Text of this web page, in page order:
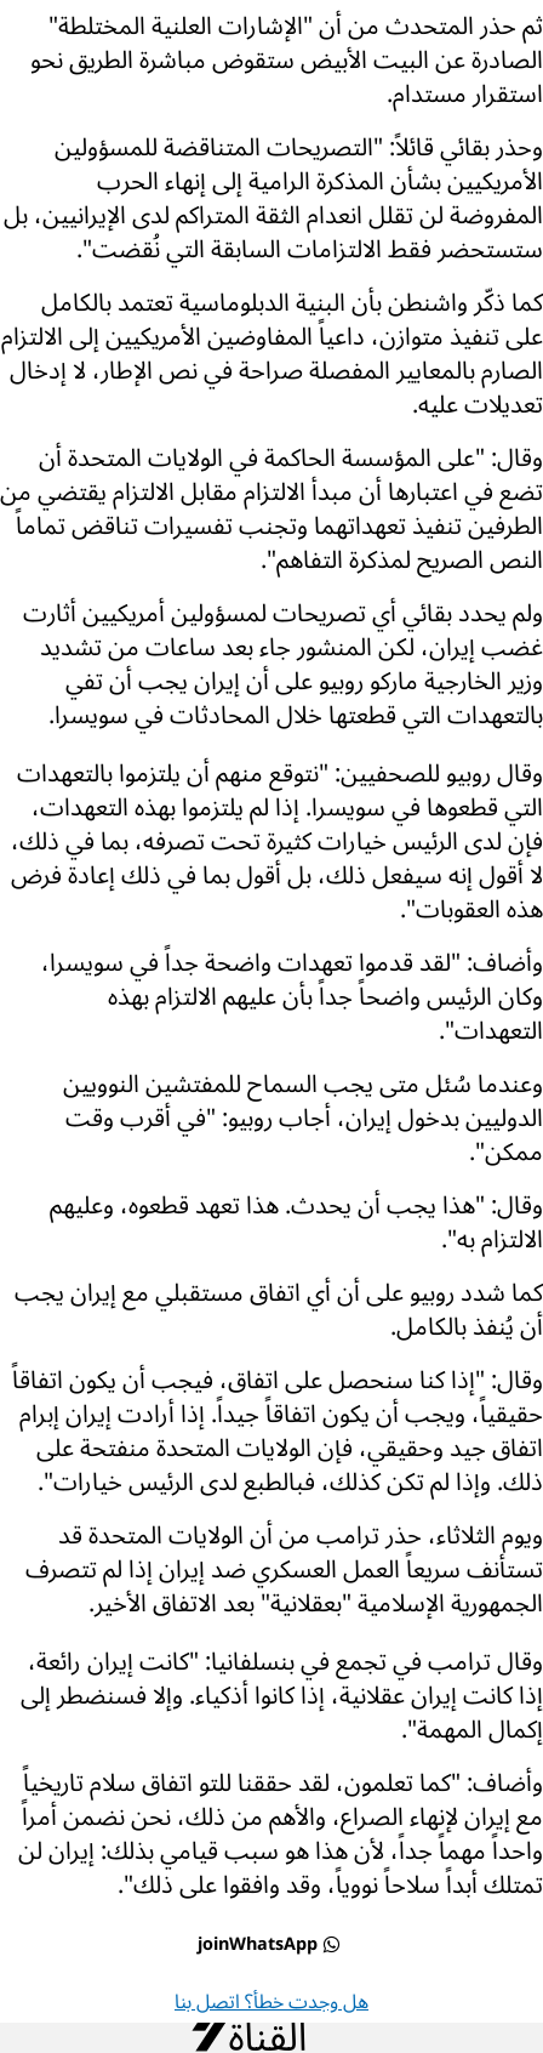
ثم حذر المتحدث من أن "الإشارات العلنية المختلطة"
الصادرة عن البيت الأبيض ستقوض مباشرة الطريق نحو
استقرار مستدام.
وحذر بقائي قائلاً: "التصريحات المتناقضة للمسؤولين
الأمريكيين بشأن المذكرة الرامية إلى إنهاء الحرب
المفروضة لن تقلل انعدام الثقة المتراكم لدى الإيرانيين، بل
ستستحضر فقط الالتزامات السابقة التي نُقضت".
كما ذكّر واشنطن بأن البنية الدبلوماسية تعتمد بالكامل
على تنفيذ متوازن، داعياً المفاوضين الأمريكيين إلى الالتزام
الصارم بالمعايير المفصلة صراحة في نص الإطار، لا إدخال
تعديلات عليه.
وقال: "على المؤسسة الحاكمة في الولايات المتحدة أن
تضع في اعتبارها أن مبدأ الالتزام مقابل الالتزام يقتضي من
الطرفين تنفيذ تعهداتهما وتجنب تفسيرات تناقض تماماً
النص الصريح لمذكرة التفاهم".
ولم يحدد بقائي أي تصريحات لمسؤولين أمريكيين أثارت
غضب إيران، لكن المنشور جاء بعد ساعات من تشديد
وزير الخارجية ماركو روبيو على أن إيران يجب أن تفي
بالتعهدات التي قطعتها خلال المحادثات في سويسرا.
وقال روبيو للصحفيين: "نتوقع منهم أن يلتزموا بالتعهدات
التي قطعوها في سويسرا. إذا لم يلتزموا بهذه التعهدات،
فإن لدى الرئيس خيارات كثيرة تحت تصرفه، بما في ذلك،
لا أقول إنه سيفعل ذلك، بل أقول بما في ذلك إعادة فرض
هذه العقوبات".
وأضاف: "لقد قدموا تعهدات واضحة جداً في سويسرا،
وكان الرئيس واضحاً جداً بأن عليهم الالتزام بهذه
التعهدات".
وعندما سُئل متى يجب السماح للمفتشين النوويين
الدوليين بدخول إيران، أجاب روبيو: "في أقرب وقت
ممكن".
وقال: "هذا يجب أن يحدث. هذا تعهد قطعوه، وعليهم
الالتزام به".
كما شدد روبيو على أن أي اتفاق مستقبلي مع إيران يجب
أن يُنفذ بالكامل.
وقال: "إذا كنا سنحصل على اتفاق، فيجب أن يكون اتفاقاً
حقيقياً، ويجب أن يكون اتفاقاً جيداً. إذا أرادت إيران إبرام
اتفاق جيد وحقيقي، فإن الولايات المتحدة منفتحة على
ذلك. وإذا لم تكن كذلك، فبالطبع لدى الرئيس خيارات".
ويوم الثلاثاء، حذر ترامب من أن الولايات المتحدة قد
تستأنف سريعاً العمل العسكري ضد إيران إذا لم تتصرف
الجمهورية الإسلامية "بعقلانية" بعد الاتفاق الأخير.
وقال ترامب في تجمع في بنسلفانيا: "كانت إيران رائعة،
إذا كانت إيران عقلانية، إذا كانوا أذكياء. وإلا فسنضطر إلى
إكمال المهمة".
وأضاف: "كما تعلمون، لقد حققنا للتو اتفاق سلام تاريخياً
مع إيران لإنهاء الصراع، والأهم من ذلك، نحن نضمن أمراً
واحداً مهماً جداً، لأن هذا هو سبب قيامي بذلك: إيران لن
تمتلك أبداً سلاحاً نووياً، وقد وافقوا على ذلك".
joinWhatsApp
هل وجدت خطأ؟ اتصل بنا